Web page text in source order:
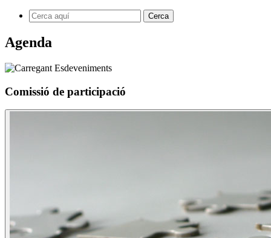
Agenda
Comissió de participació